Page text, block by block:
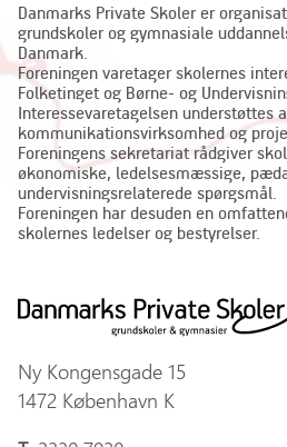
Danmarks Private Skoler er
grundskoler og gymnasiale
Danmark.
Foreningen varetager skolernes
Folketinget og Børne- og
Interessevaretagelsen understøttes
kommunikationsvirksomhed og
Foreningens sekretariat rådgiver
økonomiske, ledelsesmæssige,
undervisningsrelaterede spørgsmål.
Foreningen har desuden en
skolernes ledelser og bestyrelser.
Ny Kongensgade 15
1472 København K